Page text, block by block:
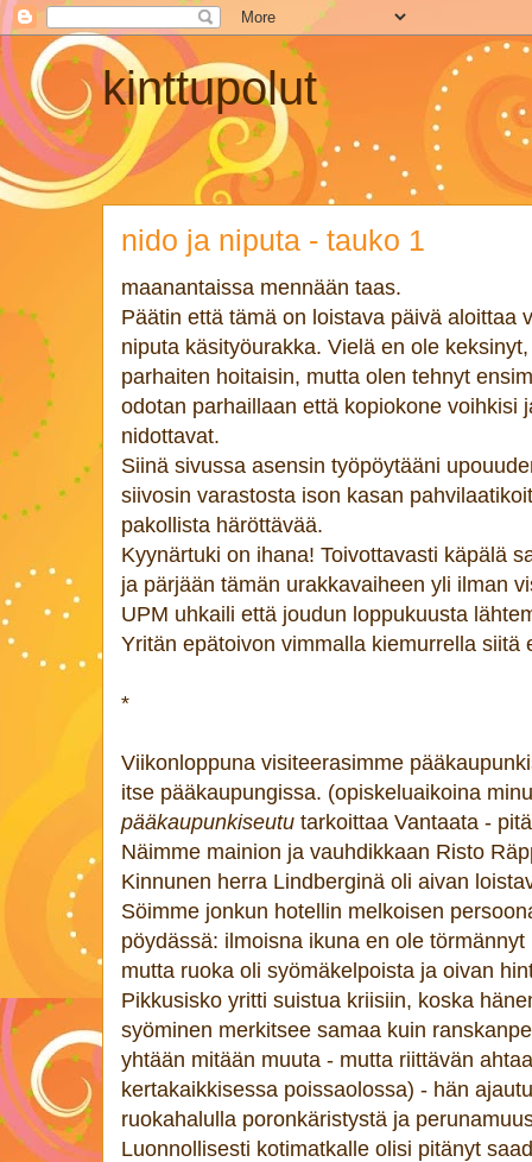
kinttupolut
nido ja niputa - tauko 1
maanantaissa mennään taas.
Päätin että tämä on loistava päivä aloittaa
niputa käsityöurakka. Vielä en ole
parhaiten hoitaisin, mutta olen tehnyt
odotan parhaillaan että kopiokone voihkisi
nidottavat.
Siinä sivussa asensin työpöytääni
siivosin varastosta ison kasan
pakollista häröttävää.
Kyynärtuki on ihana! Toivottavasti käpälä
ja pärjään tämän urakkavaiheen yli ilman
UPM uhkaili että joudun loppukuusta
Yritän epätoivon vimmalla kiemurrella siitä
*
Viikonloppuna visiteerasimme
itse pääkaupungissa. (opiskeluaikoina
pääkaupunkiseutu tarkoittaa Vantaata -
Näimme mainion ja vauhdikkaan Risto
Kinnunen herra Lindberginä oli aivan
Söimme jonkun hotellin melkoisen
pöydässä: ilmoisna ikuna en ole
mutta ruoka oli syömäkelpoista ja oivan
Pikkusisko yritti suistua kriisiin, koska
syöminen merkitsee samaa kuin
yhtään mitään muuta - mutta riittävän
kertakaikkisessa poissaolossa) - hän
ruokahalulla poronkäristystä ja
Luonnollisesti kotimatkalle olisi pitänyt